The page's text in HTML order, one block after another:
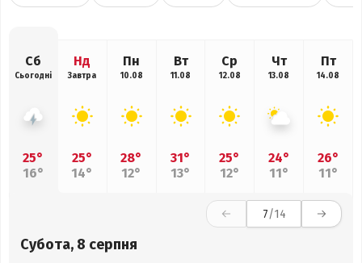
Сб
Сьогодні
25°
16°
Нд
Завтра
25°
14°
Пн
10.08
28°
12°
Вт
11.08
31°
13°
Ср
12.08
25°
12°
Чт
13.08
24°
11°
Пт
14.08
26°
11°
7/14
Субота, 8 серпня